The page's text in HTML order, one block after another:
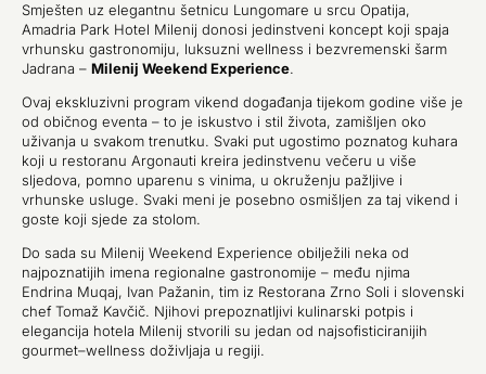
Smješten uz elegantnu šetnicu Lungomare u srcu Opatija,
Amadria Park Hotel Milenij donosi jedinstveni koncept koji spaja
vrhunsku gastronomiju, luksuzni wellness i bezvremenski šarm
Jadrana – Milenij Weekend Experience.
Ovaj ekskluzivni program vikend događanja tijekom godine više je
od običnog eventa – to je iskustvo i stil života, zamišljen oko
uživanja u svakom trenutku. Svaki put ugostimo poznatog kuhara
koji u restoranu Argonauti kreira jedinstvenu večeru u više
sljedova, pomno uparenu s vinima, u okruženju pažljive i
vrhunske usluge. Svaki meni je posebno osmišljen za taj vikend i
goste koji sjede za stolom.
Do sada su Milenij Weekend Experience obilježili neka od
najpoznatijih imena regionalne gastronomije – među njima
Endrina Muqaj, Ivan Pažanin, tim iz Restorana Zrno Soli i slovenski
chefTomaž Kavčič. Njihovi prepoznatljivi kulinarski potpis i
elegancija hotela Milenij stvorili su jedan od najsofisticiranijih
gourmet–wellness doživljaja u regiji.